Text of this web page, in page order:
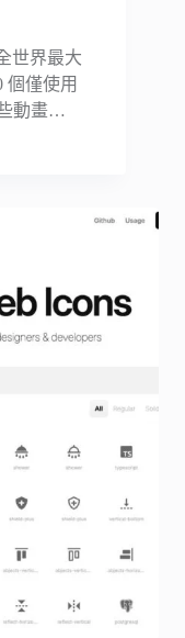
世界最大
個僅使用
動畫…